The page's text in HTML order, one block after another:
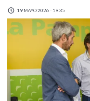
19 MAYO 2026 - 19:35